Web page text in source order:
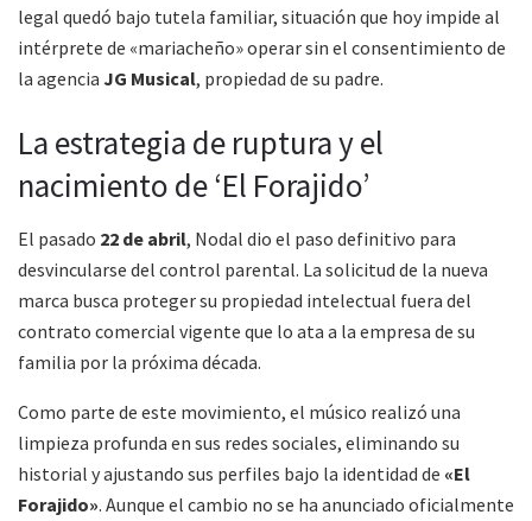
legal quedó bajo tutela familiar, situación que hoy impide al
intérprete de «mariacheño» operar sin el consentimiento de
la agencia JG Musical, propiedad de su padre.
La estrategia de ruptura y el
nacimiento de ‘El Forajido’
El pasado 22 de abril, Nodal dio el paso definitivo para
desvincularse del control parental. La solicitud de la nueva
marca busca proteger su propiedad intelectual fuera del
contrato comercial vigente que lo ata a la empresa de su
familia por la próxima década.
Como parte de este movimiento, el músico realizó una
limpieza profunda en sus redes sociales, eliminando su
historial y ajustando sus perfiles bajo la identidad de «El
Forajido». Aunque el cambio no se ha anunciado oficialmente